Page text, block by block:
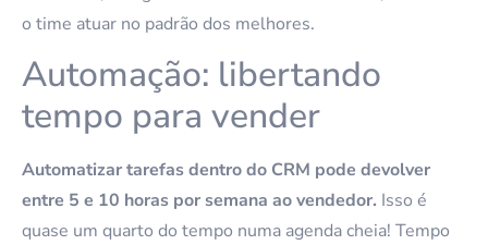
o time atuar no padrão dos melhores.
Automação: libertando
tempo para vender
Automatizar tarefas dentro do CRM pode devolver
entre 5 e 10 horas por semana ao vendedor. Isso é
quase um quarto do tempo numa agenda cheia! Tempo